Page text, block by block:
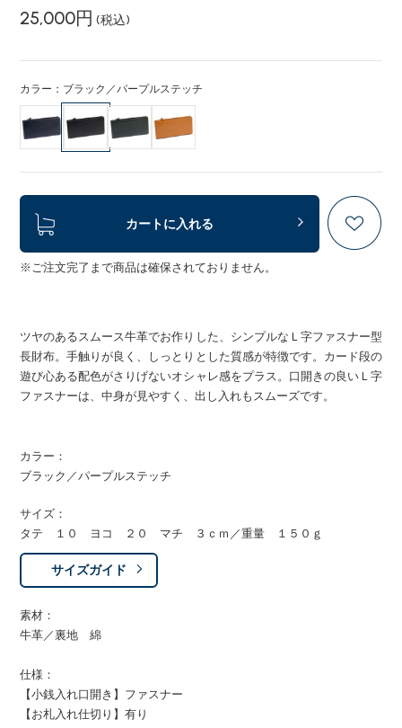
25,000円 (税込)
カラー：ブラック／パープルステッチ
カートに入れる
※ご注文完了まで商品は確保されておりません。
ツヤのあるスムース牛革でお作りした、シンプルなＬ字ファスナー型
長財布。手触りが良く、しっとりとした質感が特徴です。カード段の
遊び心ある配色がさりげないオシャレ感をプラス。口開きの良いＬ字
ファスナーは、中身が見やすく、出し入れもスムーズです。
カラー：
ブラック／パープルステッチ
サイズ：
タテ １０ ヨコ ２０ マチ ３ｃｍ／重量 １５０ｇ
サイズガイド
素材：
牛革／裏地 綿
仕様：
【小銭入れ口開き】ファスナー
【お札入れ仕切り】有り